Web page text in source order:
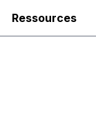
Ressources